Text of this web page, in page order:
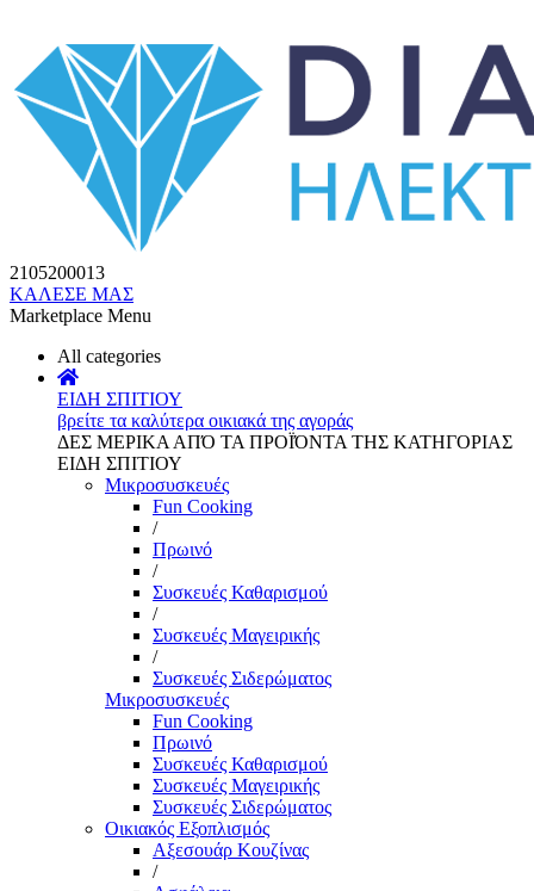
2105200013
ΚΑΛΕΣΕ ΜΑΣ
Marketplace Menu
All categories
ΕΙΔΗ ΣΠΙΤΙΟΥ
βρείτε τα καλύτερα οικιακά της αγοράς
ΔΕΣ ΜΕΡΙΚΑ ΑΠΌ ΤΑ ΠΡΟΪΌΝΤΑ ΤΗΣ ΚΑΤΗΓΟΡΙΑΣ
ΕΙΔΗ ΣΠΙΤΙΟΥ
Μικροσυσκευές
Fun Cooking
/
Πρωινό
/
Συσκευές Καθαρισμού
/
Συσκευές Μαγειρικής
/
Συσκευές Σιδερώματος
Μικροσυσκευές
Fun Cooking
Πρωινό
Συσκευές Καθαρισμού
Συσκευές Μαγειρικής
Συσκευές Σιδερώματος
Οικιακός Εξοπλισμός
Αξεσουάρ Κουζίνας
/